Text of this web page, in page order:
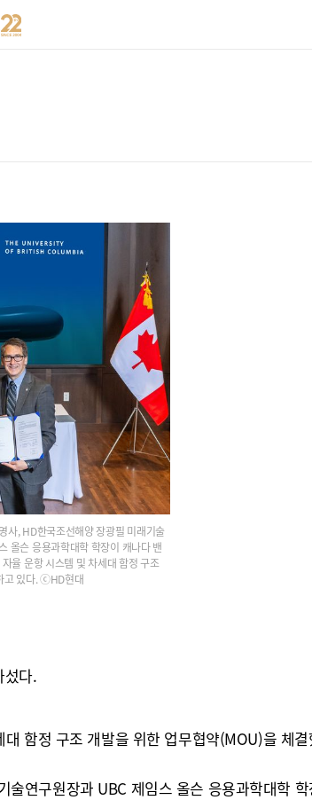
사, HD한국조선해양 장광필 미래기술
올슨 응용과학대학 학장이 캐나다 밴
율 운항 시스템 및 차세대 함정 구조
고 있다. ⓒHD현대
섰다.
함정 구조 개발을 위한 업무협약(MOU)을 체
연구원장과 UBC 제임스 올슨 응용과학대학